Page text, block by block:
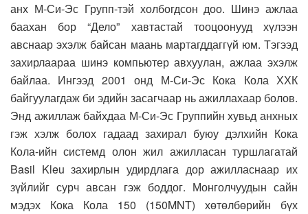
анх М-Си-Эс Групп-тэй холбогдсон доо. Шинэ ажлаа
баахан бор “Дело” хавтастай тооцоонууд хүлээн
авснаар эхэлж байсан маань мартагддаггүй юм. Тэгээд
захирлаараа шинэ компьютер авхуулан, ажлаа эхэлж
байлаа. Ингээд 2001 онд М-Си-Эс Кока Кола ХХК
байгуулагдаж би эдийн засагчаар нь ажиллахаар болов.
Энд ажиллаж байхдаа М-Си-Эс Группийн хувьд анхных
гэж хэлж болох гадаад захирал буюу дэлхийн Кока
Кола-ийн системд олон жил ажилласан туршлагатай
Basil Kleu захирлын удирдлага дор ажилласнаар их
зүйлийг сурч авсан гэж боддог. Монголчуудын сайн
мэдэх Кока Кола 150 (150MNT) хөтөлбөрийн бүх